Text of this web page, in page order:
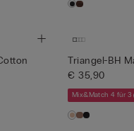
Triangel-BH
€ 35,90
Mix&Match 4 für 3